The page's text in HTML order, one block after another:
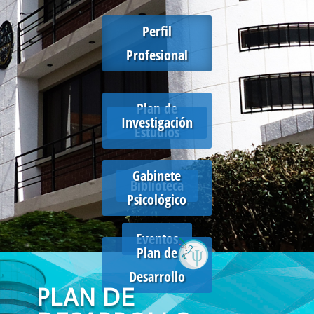
Perfil
Profesional
Plan de
Estudios
Biblioteca
Eventos
Investigación
Gabinete
Psicológico
Plan de
Desarrollo
PLAN DE